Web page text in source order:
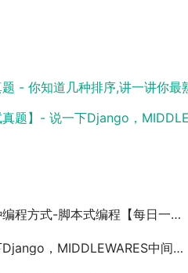
- 你知道几种排序,讲一讲你最
真题】- 说一下Django，
式编程【每日一个知识点第123期-Python】
，MIDDLEWARES中间件的作用？